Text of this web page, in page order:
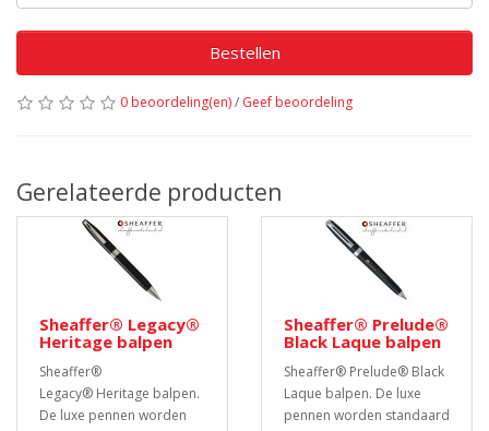
Bestellen
0 beoordeling(en)/ Geef beoordeling
Gerelateerde producten
Sheaffer® Legacy®
Heritage balpen
Sheaffer®
Legacy® Heritage balpen.
De luxe pennen worden
Sheaffer® Prelude®
Black Laque balpen
Sheaffer® Prelude® Black
Laque balpen. De luxe
pennen worden standaard